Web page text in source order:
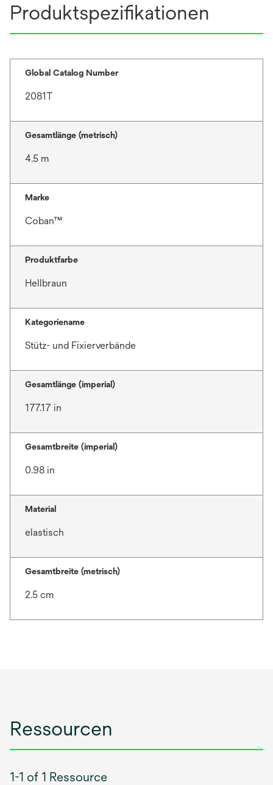
Produktspezifikationen
Global Catalog Number
2081T
Gesamtlänge (metrisch)
4.5 m
Marke
Coban™
Produktfarbe
Hellbraun
Kategoriename
Stütz- und Fixierverbände
Gesamtlänge (imperial)
177.17 in
Gesamtbreite (imperial)
0.98 in
Material
elastisch
Gesamtbreite (metrisch)
2.5 cm
Ressourcen
1-1 of 1 Ressource